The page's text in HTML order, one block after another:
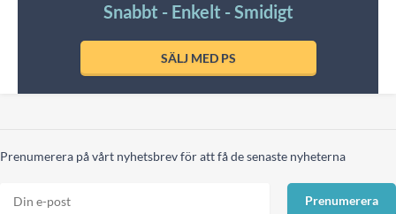
Snabbt - Enkelt - Smidigt
SÄLJ MED PS
Prenumerera på vårt nyhetsbrev för att få de senaste nyheterna
Prenumerera